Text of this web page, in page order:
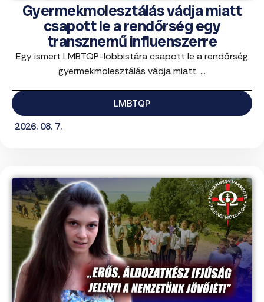
Gyermekmolesztálás vádja miatt
csapott le a rendőrség egy
transznemű influenszerre
Egy ismert LMBTQP-lobbistára csapott le a rendőrség
gyermekmolesztálás vádja miatt. ...
LMBTQP
2026. 08. 7.